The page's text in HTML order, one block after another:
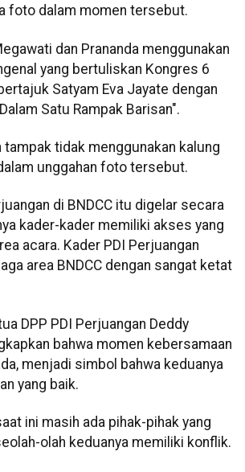
foto dalam momen tersebut.
dan Prananda menggunakan
yang bertuliskan Kongres 6
Satyam Eva Jayate dengan
Satu Rampak Barisan".
tampak tidak menggunakan kalung
unggahan foto tersebut.
di BNDCC itu digelar secara
kader-kader memiliki akses yang
acara. Kader PDI Perjuangan
area BNDCC dengan sangat ketat
DPP PDI Perjuangan Deddy
bahwa momen kebersamaan
menjadi simbol bahwa keduanya
yang baik.
ini masih ada pihak-pihak yang
olah keduanya memiliki konflik.